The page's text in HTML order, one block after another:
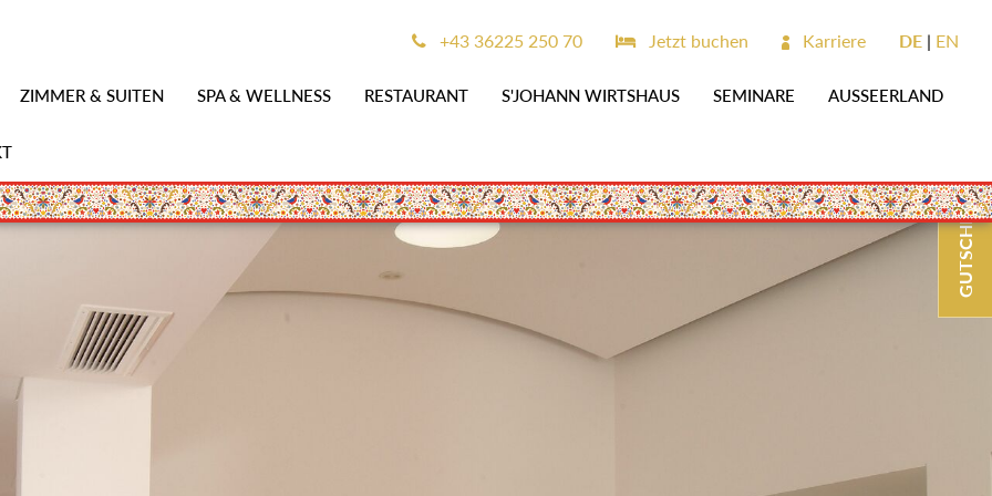
ZIMMER & SUITEN SPA & WELLNESS RESTAURANT S'JOHANN WIRTSHAUS SEMINARE AUSSEERLAND
+43 36225 250 70 Jetzt buchen Karriere DE EN
GUTSCHEINE